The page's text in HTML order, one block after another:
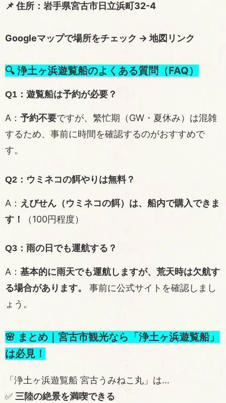
📌 住所：岩手県宮古市日立浜町32-4
Googleマップで場所をチェック →地図リンク
🔍 浄土ヶ浜遊覧船のよくある質問（FAQ）
Q1：遊覧船は予約が必要？
A： 予約不要ですが、繁忙期（GW・夏休み）は混雑
するため、事前に時間を確認するのがおすすめで
す。
Q2：ウミネコの餌やりは無料？
A： えびせん（ウミネコの餌）は、船内で購入できま
す！
（100円程度）
Q3：雨の日でも運航する？
A： 基本的に雨天でも運航しますが、荒天時は欠航す
る場合があります。
事前に公式サイト を確認しまし
ょう。
🌸 まとめ｜宮古市観光なら「浄土ヶ浜遊覧船」
は必見！
「浄土ヶ浜遊覧船 宮古うみねこ丸」は…
✅ 三陸の絶景を満喫できる